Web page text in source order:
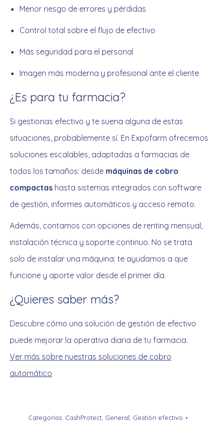
Menor riesgo de errores y pérdidas
Control total sobre el flujo de efectivo
Más seguridad para el personal
Imagen más moderna y profesional ante el cliente
¿Es para tu farmacia?
Si gestionas efectivo y te suena alguna de estas
situaciones, probablemente sí. En Expofarm ofrecemos
soluciones escalables, adaptadas a farmacias de
todos los tamaños: desde máquinas de cobro
compactas hasta sistemas integrados con software
de gestión, informes automáticos y acceso remoto.
Además, contamos con opciones de renting mensual,
instalación técnica y soporte continuo. No se trata
solo de instalar una máquina: te ayudamos a que
funcione y aporte valor desde el primer día.
¿Quieres saber más?
Descubre cómo una solución de gestión de efectivo
puede mejorar la operativa diaria de tu farmacia.
Ver más sobre nuestras soluciones de cobro
automático
Categorías: CashProtect, General Gestión efectivo